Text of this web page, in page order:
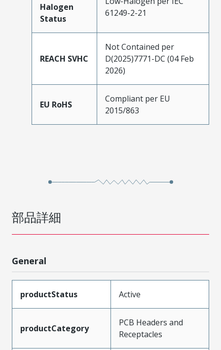
Halogen
Status
61249-2-21
REACH SVHC
Not Contained per
D(2025)7771-DC (04 Feb
2026)
EU RoHS
Compliant per EU
2015/863
部品詳細
General
productStatus Active
productCategory
PCB Headers and
Receptacles